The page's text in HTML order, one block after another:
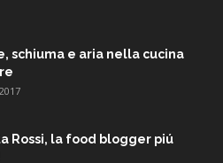
schiuma e aria nella cucina
Rossi, la food blogger piú